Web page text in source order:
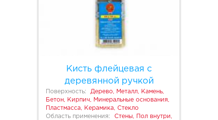
Кисть флейцевая с
деревянной ручкой
Поверхность:
Дерево, Металл, Камень,
Бетон, Кирпич, Минеральные основания,
Пластмасса, Керамика, Стекло
Область применения:
Стены, Пол внутри,